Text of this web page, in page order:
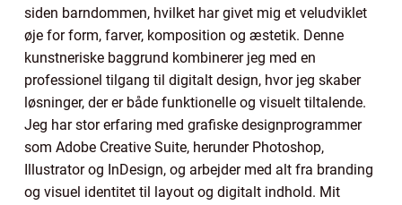
siden barndommen, hvilket har givet mig et veludviklet
øje for form, farver, komposition og æstetik. Denne
kunstneriske baggrund kombinerer jeg med en
professionel tilgang til digitalt design, hvor jeg skaber
løsninger, der er både funktionelle og visuelt tiltalende.
Jeg har stor erfaring med grafiske designprogrammer
som Adobe Creative Suite, herunder Photoshop,
Illustrator og InDesign, og arbejder med alt fra branding
og visuel identitet til layout og digitalt indhold. Mit